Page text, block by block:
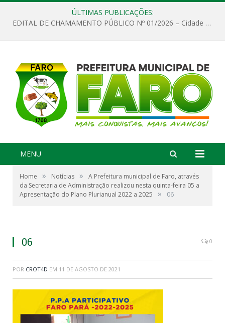
ÚLTIMAS PUBLICAÇÕES:
EDITAL DE CHAMAMENTO PÚBLICO Nº 01/2026 – Cidade de Faro
MENU
Home » Notícias »
A Prefeitura municipal de Faro, através
da Secretaria de Administração realizou nesta quinta-feira 05 a
Apresentação do Plano Plurianual 2022 a 2025
» 06
06 0
POR CROT4D EM 11 DE AGOSTO DE 2021